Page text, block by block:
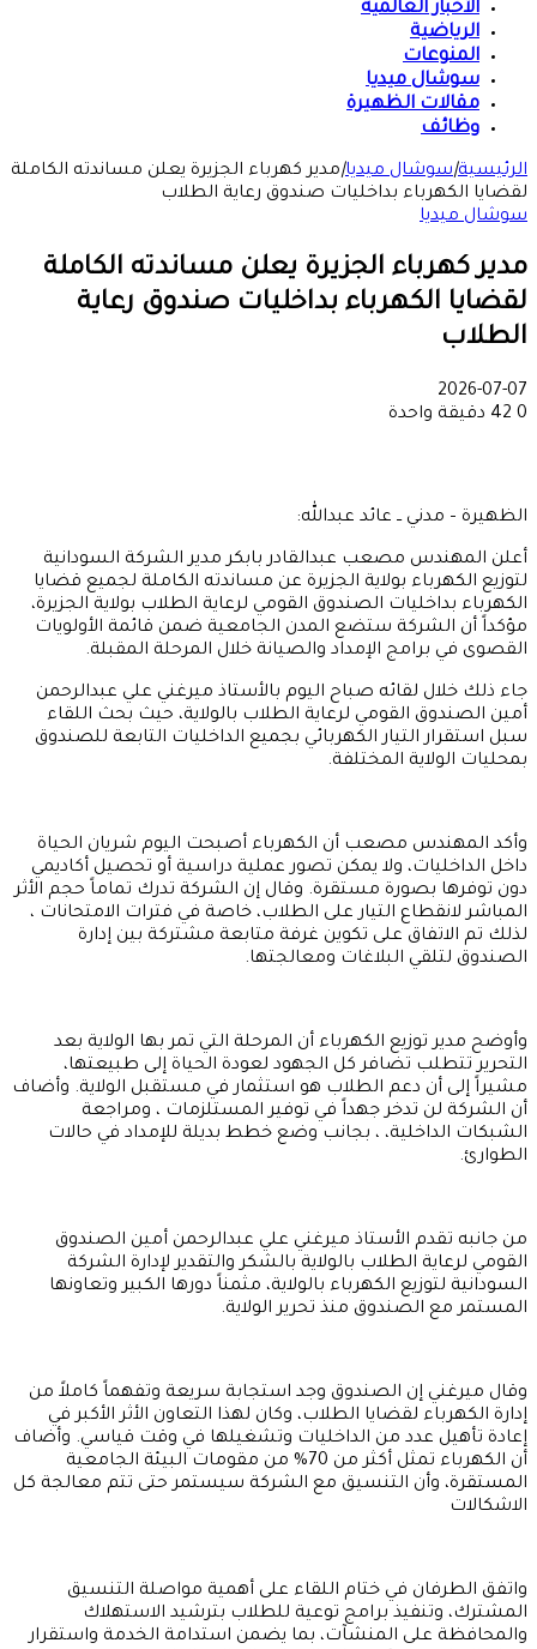
الأخبار العالمية
الرياضية
المنوعات
سوشال ميديا
مقالات الظهيرة
وظائف
الرئيسية|سوشال ميديا|مدير كهرباء الجزيرة يعلن مساندته الكاملة
لقضايا الكهرباء بداخليات صندوق رعاية الطلاب
سوشال ميديا
مدير كهرباء الجزيرة يعلن مساندته الكاملة
لقضايا الكهرباء بداخليات صندوق رعاية
الطلاب
2026-07-07
0
دقيقة واحدة
الظهيرة – مدني ــ عائد عبدالله:
أعلن المهندس مصعب عبدالقادر بابكر مدير الشركة السودانية
لتوزيع الكهرباء بولاية الجزيرة عن مساندته الكاملة لجميع قضايا
الكهرباء بداخليات الصندوق القومي لرعاية الطلاب بولاية الجزيرة،
مؤكداً أن الشركة ستضع المدن الجامعية ضمن قائمة الأولويات
القصوى في برامج الإمداد والصيانة خلال المرحلة المقبلة.
جاء ذلك خلال لقائه صباح اليوم بالأستاذ ميرغني علي عبدالرحمن
أمين الصندوق القومي لرعاية الطلاب بالولاية، حيث بحث اللقاء
سبل استقرار التيار الكهربائي بجميع الداخليات التابعة للصندوق
بمحليات الولاية المختلفة.
وأكد المهندس مصعب أن الكهرباء أصبحت اليوم شريان الحياة
داخل الداخليات، ولا يمكن تصور عملية دراسية أو تحصيل أكاديمي
دون توفرها بصورة مستقرة. وقال إن الشركة تدرك تماماً حجم الأثر
المباشر لانقطاع التيار على الطلاب، خاصة في فترات الامتحانات ،
لذلك تم الاتفاق على تكوين غرفة متابعة مشتركة بين إدارة
الصندوق لتلقي البلاغات ومعالجتها.
وأوضح مدير توزيع الكهرباء أن المرحلة التي تمر بها الولاية بعد
التحرير تتطلب تضافر كل الجهود لعودة الحياة إلى طبيعتها،
مشيراً إلى أن دعم الطلاب هو استثمار في مستقبل الولاية. وأضاف
أن الشركة لن تدخر جهداً في توفير المستلزمات ، ومراجعة
الشبكات الداخلية، ، بجانب وضع خطط بديلة للإمداد في حالات
الطوارئ.
من جانبه تقدم الأستاذ ميرغني علي عبدالرحمن أمين الصندوق
القومي لرعاية الطلاب بالولاية بالشكر والتقدير لإدارة الشركة
السودانية لتوزيع الكهرباء بالولاية، مثمناً دورها الكبير وتعاونها
المستمر مع الصندوق منذ تحرير الولاية.
وقال ميرغني إن الصندوق وجد استجابة سريعة وتفهماً كاملاً من
إدارة الكهرباء لقضايا الطلاب، وكان لهذا التعاون الأثر الأكبر في
إعادة تأهيل عدد من الداخليات وتشغيلها في وقت قياسي. وأضاف
أن الكهرباء تمثل أكثر من 70% من مقومات البيئة الجامعية
المستقرة، وأن التنسيق مع الشركة سيستمر حتى تتم معالجة كل
الاشكالات
واتفق الطرفان في ختام اللقاء على أهمية مواصلة التنسيق
المشترك، وتنفيذ برامج توعية للطلاب بترشيد الاستهلاك
والمحافظة على المنشآت، بما يضمن استدامة الخدمة واستقرار